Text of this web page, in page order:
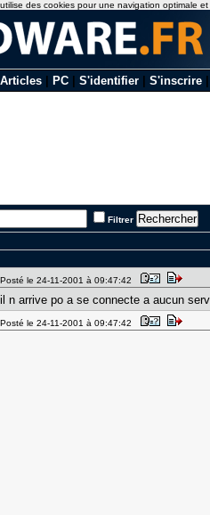
Articles PC S'identifier S'inscrire
Filtrer
Posté le 24-11-2001 à 09:47:42
il n arrive po a se connecte a aucun
Posté le 24-11-2001 à 09:47:42
des cookies pour une navigation optimale